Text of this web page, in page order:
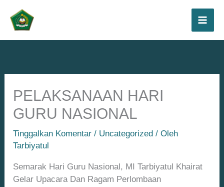
Konten
PELAKSANAAN HARI
GURU NASIONAL
Tinggalkan Komentar / Uncategorized / Oleh
Tarbiyatul
Semarak Hari Guru Nasional, MI Tarbiyatul Khairat
Gelar Upacara Dan Ragam Perlombaan